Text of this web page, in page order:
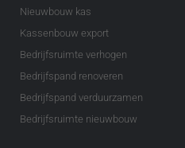
Nieuwbouw kas
Kassenbouw export
Bedrijfsruimte verhogen
Bedrijfspand renoveren
Bedrijfspand verduurzamen
Bedrijfsruimte nieuwbouw